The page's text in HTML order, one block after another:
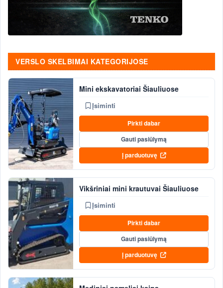
VERSLO SKELBIMAI KATEGORIJOSE
Mini ekskavatoriai Šiauliuose
Įsiminti
Pirkti dabar
Gauti pasiūlymą
Į parduotuvę
Vikšriniai mini krautuvai Šiauliuose
Įsiminti
Pirkti dabar
Gauti pasiūlymą
Į parduotuvę